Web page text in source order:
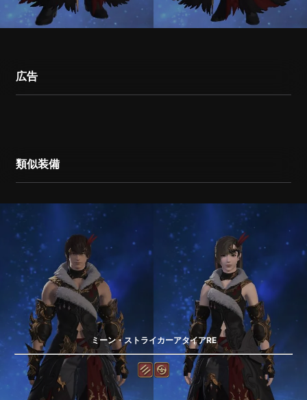
広告
類似装備
ミーン・ストライカーアタイアRE